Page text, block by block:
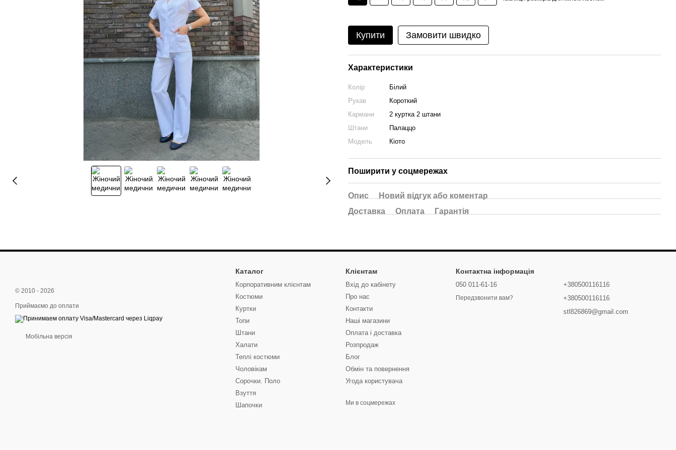
Купити Замовити швидко
Характеристики
Колір
Білий
Рукав
Короткий
Кармани
2 куртка 2 штани
Штани
Палаццо
Модель
Кіото
Поширити у соцмережах
Опис
Новий відгук або коментар
Доставка
Оплата Гарантія
© 2010 - 2026
Приймаємо до оплати
Мобільна версія
Каталог
Корпоративним клієнтам
Костюми
Куртки
Топи
Штани
Халати
Теплі костюми
Чоловікам
Сорочки. Поло
Взуття
Шапочки
Клієнтам
Вхід до кабінету
Про нас
Контакти
Наші магазини
Оплата і доставка
Розпродаж
Блог
Обмін та повернення
Угода користувача
Ми в соцмережах
Контактна інформація
050 011-61-16
Передзвонити вам?
+380500116116
+380500116116
stl826869@gmail.com